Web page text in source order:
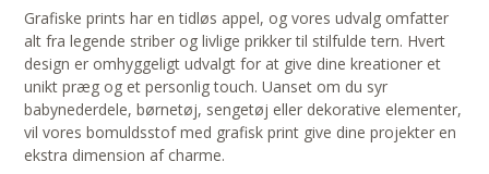
Grafiske prints har en tidløs appel, og vores udvalg omfatter
alt fra legende striber og livlige prikker til stilfulde tern. Hvert
design er omhyggeligt udvalgt for at give dine kreationer et
unikt præg og et personlig touch. Uanset om du syr
babynederdele, børnetøj, sengetøj eller dekorative elementer,
vil vores bomuldsstof med grafisk print give dine projekter en
ekstra dimension af charme.